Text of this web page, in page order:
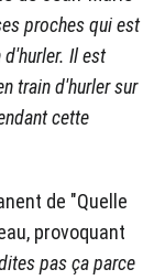
proches qui est
d'hurler. Il est
train d'hurler sur
cette
de "Quelle
provoquant
pas ça parce